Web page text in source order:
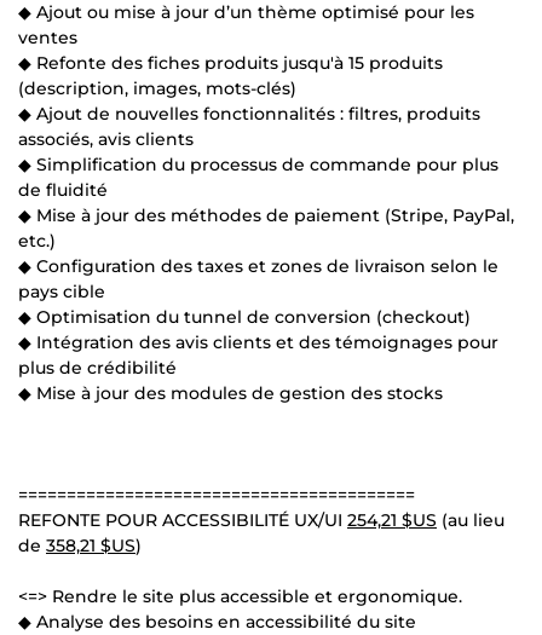
◆ Ajout ou mise à jour d’un thème optimisé pour les
ventes
◆ Refonte des fiches produits jusqu'à 15 produits
(description, images, mots-clés)
◆ Ajout de nouvelles fonctionnalités : filtres, produits
associés, avis clients
◆ Simplification du processus de commande pour plus
de fluidité
◆ Mise à jour des méthodes de paiement (Stripe, PayPal,
etc.)
◆ Configuration des taxes et zones de livraison selon le
pays cible
◆ Optimisation du tunnel de conversion (checkout)
◆ Intégration des avis clients et des témoignages pour
plus de crédibilité
◆ Mise à jour des modules de gestion des stocks
=========================================
REFONTE POUR ACCESSIBILITÉ UX/UI 254,21 $US (au lieu
de 358,21 $US)
<=> Rendre le site plus accessible et ergonomique.
◆ Analyse des besoins en accessibilité du site